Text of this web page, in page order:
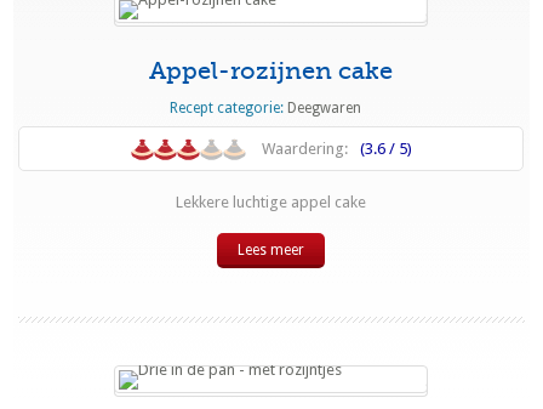
Appel-rozijnen cake
Recept categorie: Deegwaren
Waardering: (3.6 / 5)
Lekkere luchtige appel cake
Lees meer